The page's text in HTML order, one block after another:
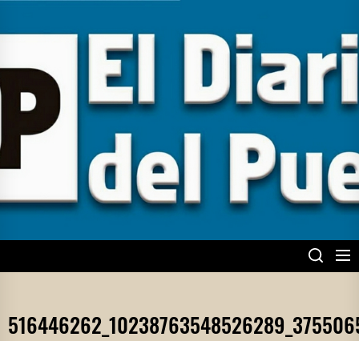
content
EL DIARIO DEL
PUEBLO